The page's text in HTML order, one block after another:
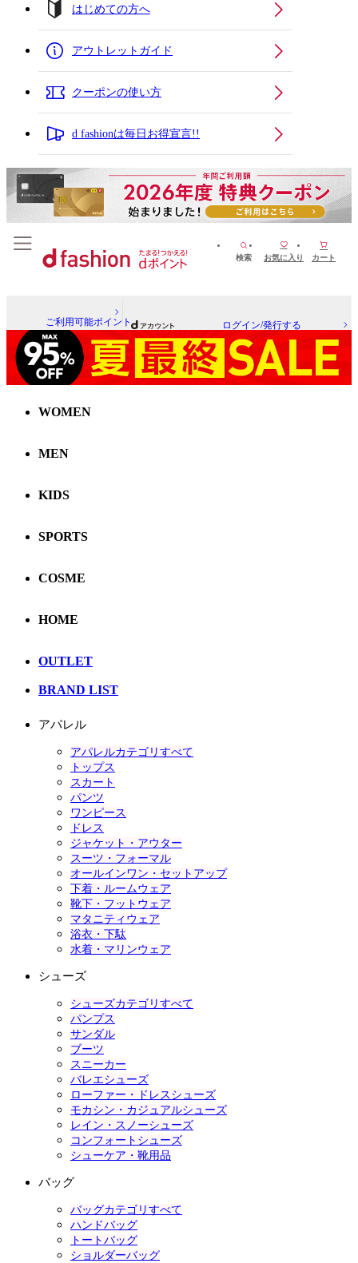
はじめての方へ
アウトレットガイド
クーポンの使い方
d fashionは毎日お得宣言!!
検索 お気に入り カート
ご利用可能ポイント ログイン/発行する
WOMEN
MEN
KIDS
SPORTS
COSME
HOME
OUTLET
BRAND LIST
アパレル
アパレルカテゴリすべて
トップス
スカート
パンツ
ワンピース
ドレス
ジャケット・アウター
スーツ・フォーマル
オールインワン・セットアップ
下着・ルームウェア
靴下・フットウェア
マタニティウェア
浴衣・下駄
水着・マリンウェア
シューズ
シューズカテゴリすべて
パンプス
サンダル
ブーツ
スニーカー
バレエシューズ
ローファー・ドレスシューズ
モカシン・カジュアルシューズ
レイン・スノーシューズ
コンフォートシューズ
シューケア・靴用品
バッグ
バッグカテゴリすべて
ハンドバッグ
トートバッグ
ショルダーバッグ